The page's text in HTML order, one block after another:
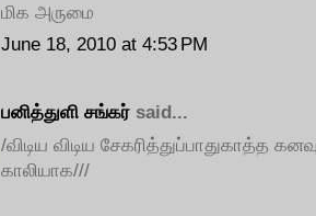
மிக அருமை
June 18, 2010 at 4:53 PM
பனித்துளி சங்கர் said...
/விடிய விடிய சேகரித்துப்பாதுகாத்த
காலியாக///